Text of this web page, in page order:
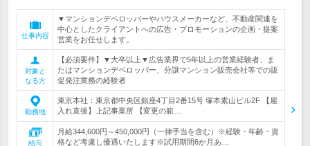
仕事内容
▼マンションデベロッパーやハウスメーカーなど、不動産関連を
中心としたクライアントへの広告・プロモーションの企画・提案
営業をお任せします。
対象と
なる方
【必須要件】▼大卒以上▼広告業界で5年以上の営業経験者、ま
たはマンションデベロッパー、分譲マンション販売会社等での販
促発注業務の経験者
勤務地
東京本社：東京都中央区銀座4丁目2番15号 塚本素山ビル2F 【雇
入れ直後】上記事業所 【変更の範…
給与
月給344,600円～450,000円（一律手当を含む）※経験・年齢・資
格など考慮し優遇いたします※試用期間6か月あ…